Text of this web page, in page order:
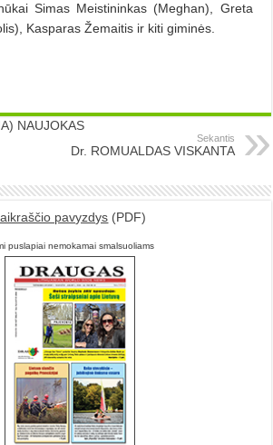
Simas Meistininkas (Meghan), Greta
Kasparas Žemaitis ir kiti giminės.
NAUJOKAS
Sekantis
Dr. ROMUALDAS VISKANTA
pavyzdys (PDF)
puslapiai nemokamai smalsuoliams